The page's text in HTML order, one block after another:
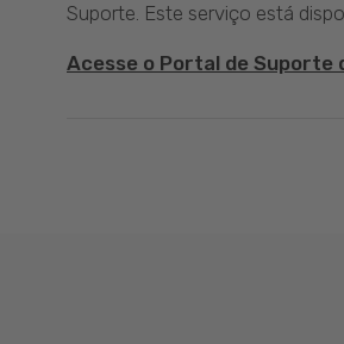
Suporte. Este serviço está
Acesse o Portal de Suporte